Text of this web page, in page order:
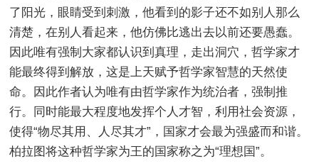
了阳光，眼睛受到刺激，他看到的影子还不如别人那么
清楚，在别人看起来，他仿佛比逃出去以前还要愚蠢。
因此唯有强制大家都认识到真理，走出洞穴，哲学家才
能最终得到解放，这是上天赋予哲学家智慧的天然使
命。因此作者认为唯有由哲学家作为统治者，强制推
行。同时能最大程度地发挥个人才智，利用社会资源，
使得“物尽其用、人尽其才”，国家才会最为强盛而和谐。
柏拉图将这种哲学家为王的国家称之为“理想国”。